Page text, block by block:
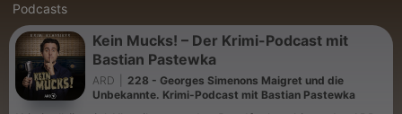
Podcasts
Kein Mucks! – Der Krimi-Podcast mit
Bastian Pastewka
ARD
228 - Georges Simenons Maigret und die
Unbekannte. Krimi-Podcast mit Bastian Pastewka